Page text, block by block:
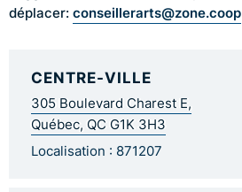
déplacer: conseillerarts@zone.coop
CENTRE-VILLE
305 Boulevard Charest E,
Québec, QC G1K 3H3
Localisation : 871207